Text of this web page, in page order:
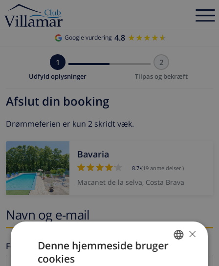
Google vurdering 4.8 ★★★★★
★★★★★
1
Udfyld oplysninger
2
Tilpas og bekræft
Afslut din booking
Drømmeferien er kun 2 skridt væk.
Bavaria
8.7•(19 anmeldelser )
Macanet de la selva, Costa Brava
Navn og e-mail
Fornavn *
×
Denne hjemmeside bruger
cookies